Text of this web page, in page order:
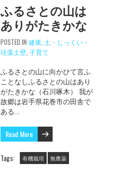
ふるさとの山は
ありがたきかな
POSTED IN 健康 土・しっくい・
珪藻土壁 子育て
ふるさとの山に向かひて言ふ
ことなしふるさとの山はあり
がたきかな（石川啄木） 我が
故郷は岩手県花巻市の田舎で
ある…
Read More
Tags: 有機栽培 無農薬